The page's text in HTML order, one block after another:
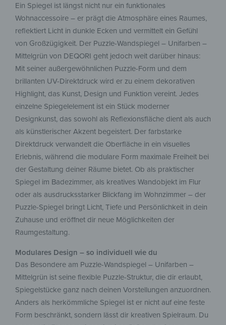
Ein Spiegel ist längst nicht nur ein funktionales
Wohnaccessoire – er prägt die Atmosphäre eines Raumes,
reflektiert Licht in dunkle Ecken und vermittelt ein Gefühl
von Großzügigkeit. Der Puzzle-Wandspiegel – Unifarben –
Mittelgrün von DEQORI geht jedoch weit darüber hinaus:
Mit seiner außergewöhnlichen Puzzle-Form und dem
brillanten UV-Direktdruck wird er zu einem dekorativen
Highlight, das Kunst, Design und Funktion vereint. Jedes
einzelne Spiegelelement ist ein Stück moderner
Designkunst, das sowohl als Reflexionsfläche dient als auch
als künstlerischer Akzent begeistert. Der farbstarke
Direktdruck verwandelt die Oberfläche in ein visuelles
Erlebnis, während die modulare Form maximale Freiheit bei
der Gestaltung deiner Räume bietet. Ob als praktischer
Spiegel im Badezimmer, als kreatives Wandobjekt im Flur
oder als ausdrucksstarker Blickfang im Wohnzimmer – der
Puzzle-Spiegel bringt Licht, Tiefe und Persönlichkeit in dein
Zuhause und eröffnet dir neue Möglichkeiten der
Raumgestaltung.
Modulares Design – so individuell wie du
Das Besondere am Puzzle-Wandspiegel – Unifarben –
Mittelgrün ist seine flexible Puzzle-Struktur, die dir erlaubt,
Spiegelstücke ganz nach deinen Vorstellungen anzuordnen.
Anders als herkömmliche Spiegel ist er nicht auf eine feste
Form beschränkt, sondern lässt dir kreativen Spielraum. Du